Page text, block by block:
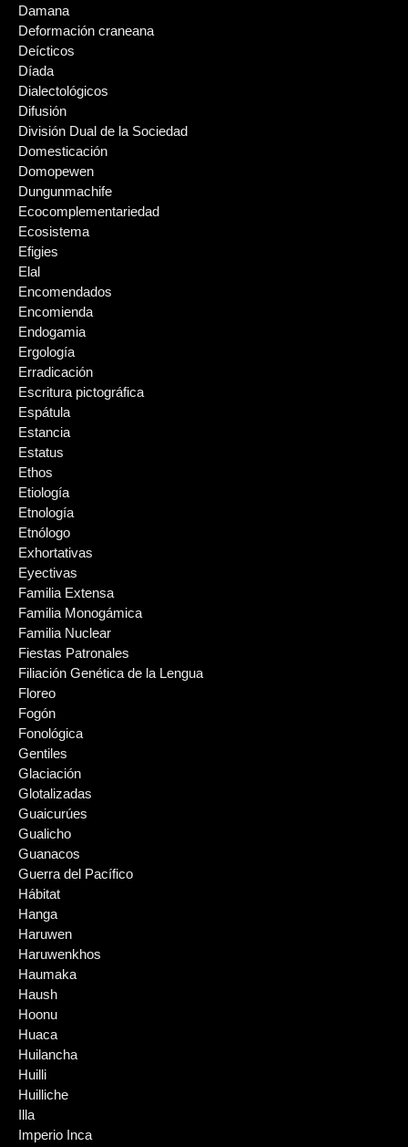
Damana
Deformación craneana
Deícticos
Díada
Dialectológicos
Difusión
División Dual de la Sociedad
Domesticación
Domopewen
Dungunmachife
Ecocomplementariedad
Ecosistema
Efigies
Elal
Encomendados
Encomienda
Endogamia
Ergología
Erradicación
Escritura pictográfica
Espátula
Estancia
Estatus
Ethos
Etiología
Etnología
Etnólogo
Exhortativas
Eyectivas
Familia Extensa
Familia Monogámica
Familia Nuclear
Fiestas Patronales
Filiación Genética de la Lengua
Floreo
Fogón
Fonológica
Gentiles
Glaciación
Glotalizadas
Guaicurúes
Gualicho
Guanacos
Guerra del Pacífico
Hábitat
Hanga
Haruwen
Haruwenkhos
Haumaka
Haush
Hoonu
Huaca
Huilancha
Huilli
Huilliche
Illa
Imperio Inca